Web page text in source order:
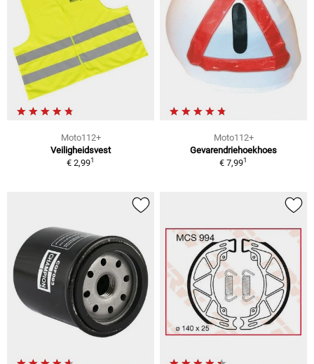
Moto112+
Veiligheidsvest
€ 2,991
Moto112+
Gevarendriehoekhoes
€ 7,991